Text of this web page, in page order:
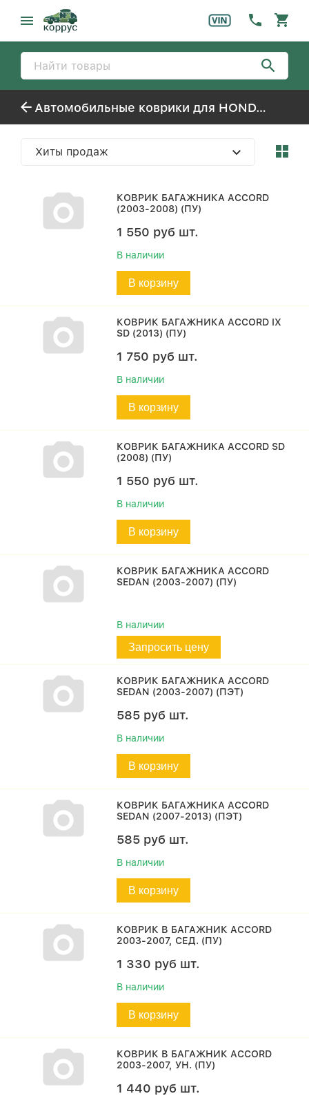
Автомобильные коврики для HONDA ACCORD
Хиты продаж
КОВРИК БАГАЖНИКА ACCORD
(2003-2008) (ПУ)
1 550 руб шт.
В наличии
В корзину
КОВРИК БАГАЖНИКА ACCORD IX
SD (2013) (ПУ)
1 750 руб шт.
В наличии
В корзину
КОВРИК БАГАЖНИКА ACCORD SD
(2008) (ПУ)
1 550 руб шт.
В наличии
В корзину
КОВРИК БАГАЖНИКА ACCORD
SEDAN (2003-2007) (ПУ)
В наличии
Запросить цену
КОВРИК БАГАЖНИКА ACCORD
SEDAN (2003-2007) (ПЭТ)
585 руб шт.
В наличии
В корзину
КОВРИК БАГАЖНИКА ACCORD
SEDAN (2007-2013) (ПЭТ)
585 руб шт.
В наличии
В корзину
КОВРИК В БАГАЖНИК ACCORD
2003-2007, СЕД. (ПУ)
1 330 руб шт.
В наличии
В корзину
КОВРИК В БАГАЖНИК ACCORD
2003-2007, УН. (ПУ)
1 440 руб шт.